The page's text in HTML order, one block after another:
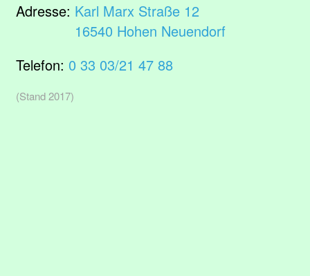
Adresse: Karl Marx Straße 12
16540 Hohen Neuendorf
Telefon: 0 33 03/21 47 88
(Stand 2017)